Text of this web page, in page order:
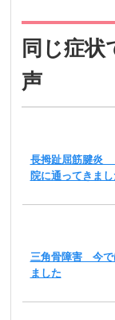
同じ症
声
長拇趾屈筋腱炎
院に通ってきまし
三角骨障害 今で
ました